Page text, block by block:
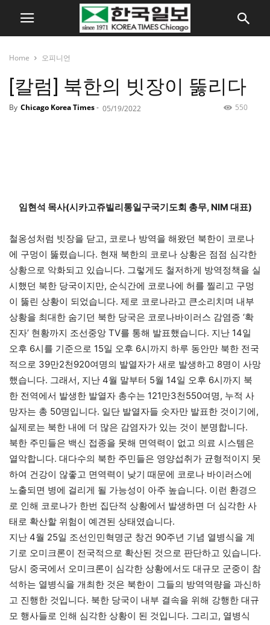
Home 오피니언
[칼럼] 북한의 빗장이 뚫리다
By Chicago Korea Times- 05/19/2022 550
임현석 목사(시카고쥬빌리통일구국기도회 총무, NIM 대표)
철옹성처럼 빗장을 닫고, 코로나 방역을 해왔던 북한이 코로나
에 구멍이 뚫렸습니다. 현재 북한의 코로나 상황은 점점 심각한
상황으로 악화되고 있습니다. 그렇게도 철저하게 방역정책을 실
시했던 북한 당국이지만, 순식간에 코로나에 허를 찔리고 구멍
이 뚫린 상황이 되었습니다. 제로 코로나라고 큰소리치며 내부
상황을 최대한 숨기던 북한 당국은 코로나바이러스 감염증 ‘확
진자’ 현황까지 조선중앙 TV를 통해 발표했습니다. 지난 14일
오후 6시를 기준으로 15일 오후 6시까지 하루 동안만 북한 전국
적으로 39만2천920여명의 발열자가 새로 발생하고 8명이 사망
했습니다. 그래서, 지난 4월 말부터 5월 14일 오후 6시까지 북
한 전역에서 발생한 발열자 총수는 121만3천550여명, 누적 사
망자는 총 50명입니다. 일단 발열자들 숫자만 발표한 것이기에,
실제로는 북한 내에 더 많은 감염자가 있는 것이 분명합니다.
북한 주민들은 백신 접종을 못해 면역력이 없고 의료 시스템은
열악합니다. 대다수의 북한 주민들은 영양섭취가 균형적이지 못
하여 건강이 않좋고 면역력이 낮기 때문에 코로나 바이러스에
노출되면 병에 걸리게 될 가능성이 아주 높습니다. 이런 환경으
로 인해 코로나가 한번 집단적 상황에서 발생하면 더 심각한 사
태로 확산할 위험이 예견된 상태였습니다.
지난 4월 25일 조선인민혁명군 창건 90주년 기념 열병식을 계
기로 오미크론이 전국적으로 확산된 것으로 판단하고 있습니다.
당시 중국에서 오미크론이 심각한 상황에서도 대규모 군중이 참
석하는 열병식을 개최한 것은 북한이 그들의 방역역량을 과신하
고 진행한 것입니다. 북한 당국이 내부 결속을 위해 강행한 대규
모 행사들로 인해 심각한 상황이 된 것입니다. 그리고, 열병식